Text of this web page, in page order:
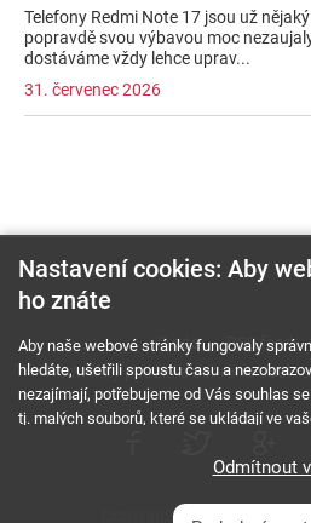
Telefony Redmi Note 17 jsou už
popravdě svou výbavou moc
dostáváme vždy lehce uprav...
31. červenec 2026
O nás RSS feed
Podmínky použití a ochrana
Copyright © 2000 - 2026
Nastavení cookies: Aby
ho znáte
Aby naše webové stránky fungovaly
hledáte, ušetřili spoustu času a
nezajímají, potřebujeme od Vás souhlas
tj. malých souborů, které se ukládají ve
Odmítnout